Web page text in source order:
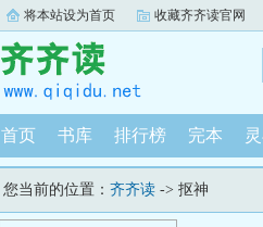
将本站设为首页 收藏齐齐读官网
首页 书库 排行榜 完本
您当前的位置： 齐齐读 -> 抠神